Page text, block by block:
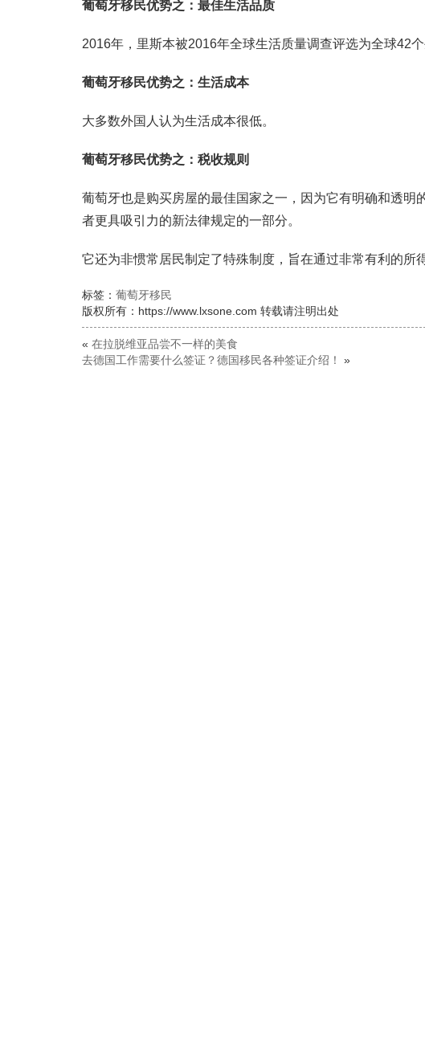
葡萄牙移民优势之：最佳生活品质
2016年，里斯本被2016年全球生活质量调查评选为全球42
葡萄牙移民优势之：生活成本
大多数外国人认为生活成本很低。
葡萄牙移民优势之：税收规则
葡萄牙也是购买房屋的最佳国家之一，因为它有明确和透
者更具吸引力的新法律规定的一部分。
它还为非惯常居民制定了特殊制度，旨在通过非常有利的所
标签： 葡萄牙移民
版权所有：https://www.lxsone.com 转载请注明出处
« 在拉脱维亚品尝不一样的美食
去德国工作需要什么签证？德国移民各种签证介绍！
»